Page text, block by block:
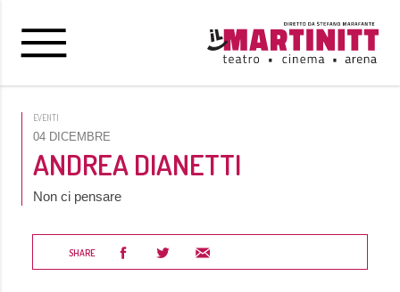
EVENTI
04 DICEMBRE
ANDREA DIANETTI
Non ci pensare
SHARE